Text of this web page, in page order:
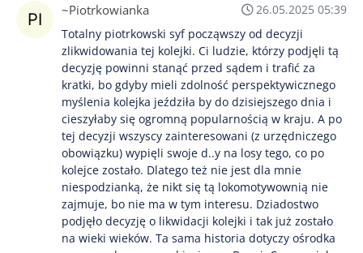
~Piotrkowianka
26.05.2025 05:39
Totalny piotrkowski syf począwszy od decyzji
zlikwidowania tej kolejki. Ci ludzie, którzy podjęli tą
decyzję powinni stanąć przed sądem i trafić za
kratki, bo gdyby mieli zdolność perspektywicznego
myślenia kolejka jeździła by do dzisiejszego dnia i
cieszyłaby się ogromną popularnością w kraju. A po
tej decyzji wszyscy zainteresowani (z urzędniczego
obowiązku) wypięli swoje d..y na losy tego, co po
kolejce zostało. Dlatego też nie jest dla mnie
niespodzianką, że nikt się tą lokomotywownią nie
zajmuje, bo nie ma w tym interesu. Dziadostwo
podjęło decyzję o likwidacji kolejki i tak już zostało
na wieki wieków. Ta sama historia dotyczy ośrodka